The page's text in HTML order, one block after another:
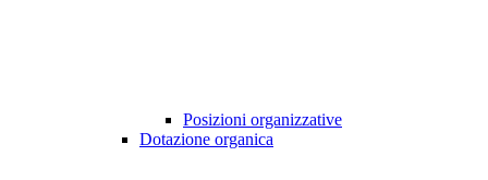
Posizioni organizzative
Dotazione organica